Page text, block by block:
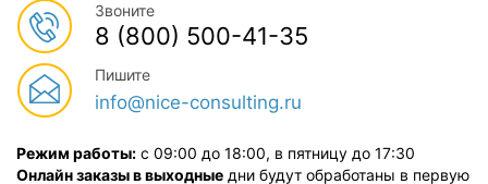
Звоните
8 (800) 500-41-35
Пишите
info@nice-consulting.ru
Режим работы: с 09:00 до 18:00, в пятницу до 17:30
Онлайн заказы в выходные дни будут обработаны в первую